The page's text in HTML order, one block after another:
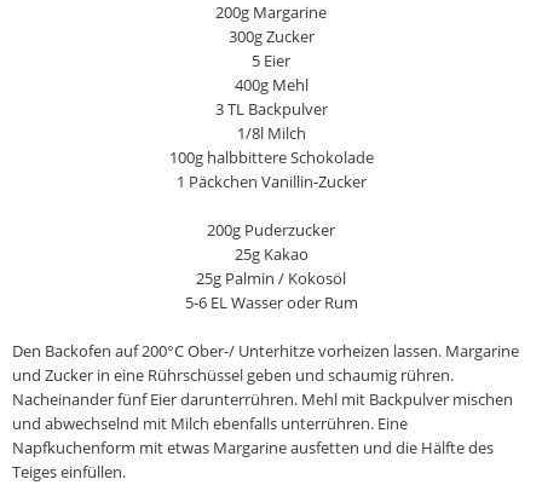
200g Margarine
300g Zucker
5 Eier
400g Mehl
3 TL Backpulver
1/8l Milch
100g halbbittere Schokolade
1 Päckchen Vanillin-Zucker
200g Puderzucker
25g Kakao
25g Palmin / Kokosöl
5-6 EL Wasser oder Rum
Den Backofen auf 200°C Ober-/ Unterhitze vorheizen lassen. Margarine
und Zucker in eine Rührschüssel geben und schaumig rühren.
Nacheinander fünf Eier darunterrühren. Mehl mit Backpulver mischen
und abwechselnd mit Milch ebenfalls unterrühren. Eine
Napfkuchenform mit etwas Margarine ausfetten und die Hälfte des
Teiges einfüllen.